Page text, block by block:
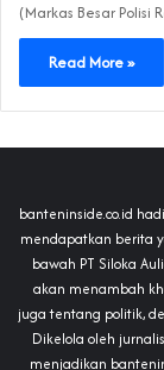
(Markas Besar Polisi
Read More »
banteninside.co.id
mendapatkan berita
bawah PT Siloka
akan menambah
juga tentang politik,
Dikelola oleh
menjadikan